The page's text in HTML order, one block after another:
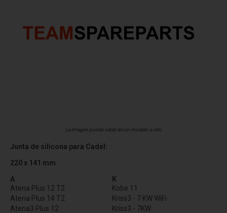
La imagen puede variar de un modelo a otro
Junta de silicona para Cadel:
220 x 141 mm
A
Atena Plus 12 T2
Atena Plus 14 T2
Atena3 Plus 12
K
Kobe 11
Kriss3 - 7 KW WiFi
Kriss3 - 7KW